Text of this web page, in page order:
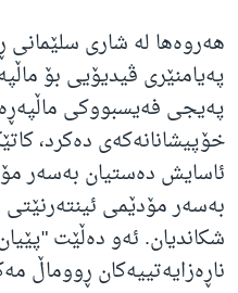
هه‌روه‌ها له‌ شاری
په‌یامنێری ڤیدیۆیی بۆ
په‌یجی فه‌یسبووکی
خۆپیشانانەکەی دە‌کرد،
ئا‌سا‌یش ده‌ستیان به‌سه‌ر
به‌سه‌ر مۆدێمی ئینته‌رنێتی
شکاندیان. ئەو دەڵێت
ناڕەزایەتییەکان ڕووماڵ